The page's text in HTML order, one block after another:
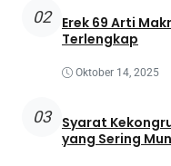
02
Erek 69 Arti
Terlengkap
Oktober 14, 2025
03
Syarat
yang Sering